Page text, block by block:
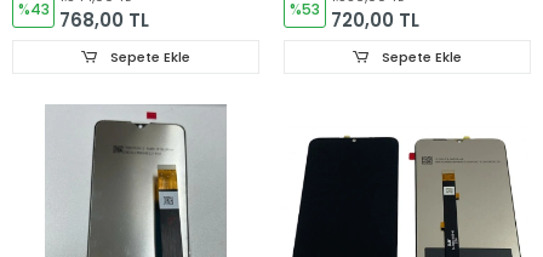
%43 768,00 TL
Sepete Ekle
%53 720,00 TL
Sepete Ekle